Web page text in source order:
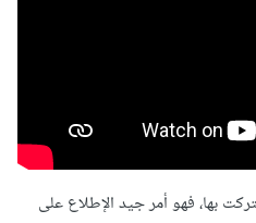
بها، فهو أمر جيد الإطلاع على